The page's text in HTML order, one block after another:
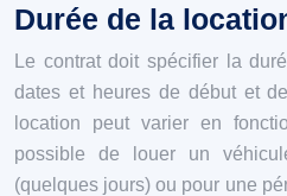
Durée de la
Le contrat doit spécifier la
dates et heures de début et
location peut varier en
possible de louer un
(quelques jours) ou pour une